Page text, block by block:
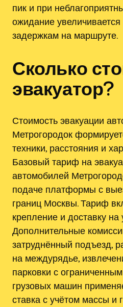
пик и при
ожидание
задержкам на маршруте.
Сколько
эвакуатор?
Стоимость эвакуации
Метрогородок
техники, расстояния и
Базовый тариф на
автомобилей
подаче платформы с
границ Москвы. Тариф
крепление и доставку на
Дополнительные
затруднённый подъезд,
на междурядье,
парковки с
грузовых машин
ставка с учётом массы и